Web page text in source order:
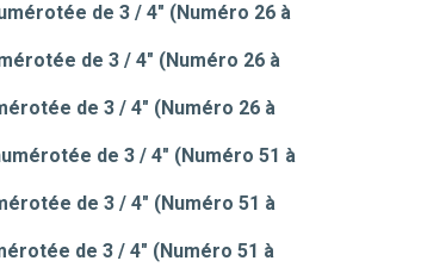
de 3 / 4" (Numéro 26 à
de 3 / 4" (Numéro 26 à
de 3 / 4" (Numéro 26 à
de 3 / 4" (Numéro 51 à
de 3 / 4" (Numéro 51 à
de 3 / 4" (Numéro 51 à